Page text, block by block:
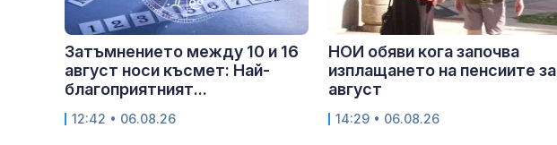
Затъмнението между 10 и 16
август носи късмет: Най-
благоприятният...
12:42 • 06.08.26
НОИ обяви кога започва
изплащането на пенсиите за
август
14:29 • 06.08.26